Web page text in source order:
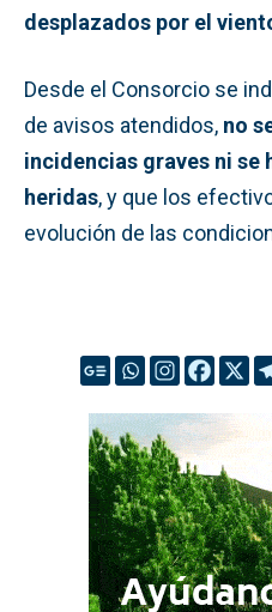
desplazados por el
Desde el Consorcio se
de avisos atendidos, no
incidencias graves ni se
heridas, y que los
evolución de las